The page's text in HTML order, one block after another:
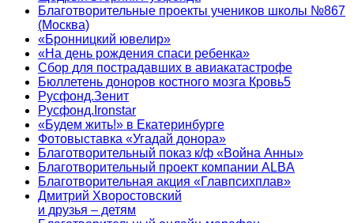
Благотворительные проекты учеников школы №867
(Москва)
«Бронницкий ювелир»
«На день рождения спаси ребенка»
Сбор для пострадавших в авиакатастрофе
Бюллетень доноров костного мозга Кровь5
Русфонд.Зенит
Русфонд.Ironstar
«Будем жить!» в Екатеринбурге
Фотовыставка «Угадай донора»
Благотворительный показ к/ф «Война Анны»
Благотворительный проект компании ALBA
Благотворительная акция «Главпсихплав»
Дмитрий Хворостовский
и друзья – детям